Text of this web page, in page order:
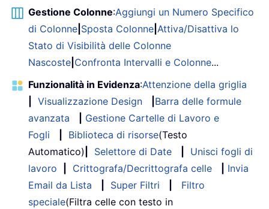
Gestione Colonne:Aggiungi un Numero Specifico
di Colonne Sposta Colonne Attiva/Disattiva lo
Stato di Visibilità delle Colonne
Nascoste Confronta Intervalli e Colonne...
Funzionalità in Evidenza:Attenzione della griglia
Visualizzazione Design
Barra delle formule
avanzata
Gestione Cartelle di Lavoro e
Fogli
Biblioteca di risorse(Testo
Automatico)
Selettore di Date
Unisci fogli di
lavoro
Crittografa/Decrittografa celle
Invia
Email da Lista
Super Filtri
Filtro
speciale(Filtra celle con testo in